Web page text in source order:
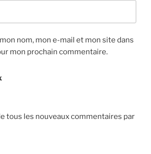
nom, mon e-mail et mon site dans
mon prochain commentaire.
tous les nouveaux commentaires par